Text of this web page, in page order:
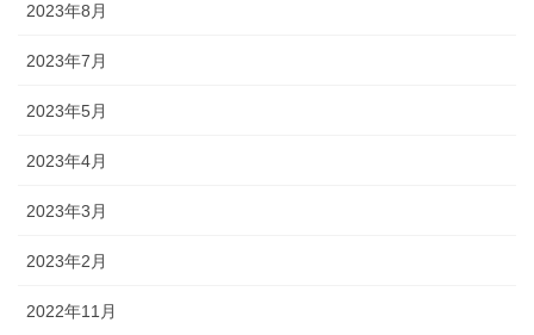
2023年8月
2023年7月
2023年5月
2023年4月
2023年3月
2023年2月
2022年11月